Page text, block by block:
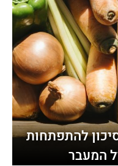
להתפתחות
המעבר